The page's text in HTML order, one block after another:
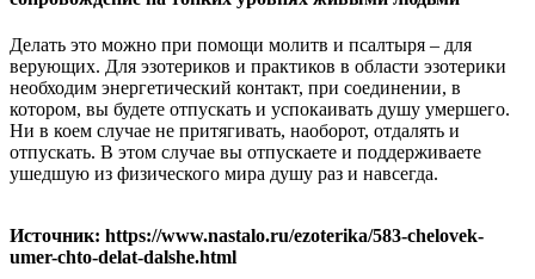
Делать это можно при помощи молитв и псалтыря – для
верующих. Для эзотериков и практиков в области эзотерики
необходим энергетический контакт, при соединении, в
котором, вы будете отпускать и успокаивать душу умершего.
Ни в коем случае не притягивать, наоборот, отдалять и
отпускать. В этом случае вы отпускаете и поддерживаете
ушедшую из физического мира душу раз и навсегда.
Источник: https://www.nastalo.ru/ezoterika/583-chelovek-
umer-chto-delat-dalshe.html